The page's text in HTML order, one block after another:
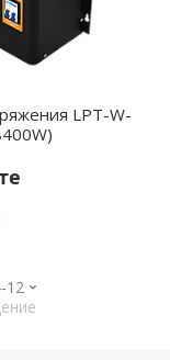
LPT-W-
12